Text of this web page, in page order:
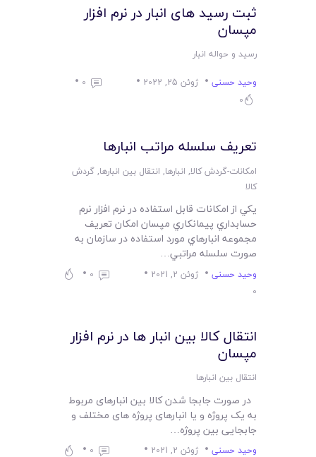
ثبت رسید های انبار در نرم افزار
مپسان
رسید و حواله انبار
وحید حسنی
ژوئن 25, 2022
0
0
تعريف سلسله مراتب انبارها
امکانات-گردش کالا, انبارها, انتقال بین انبارها,گردش
کالا
يکي از امکانات قابل استفاده در نرم افزار نرم
حسابداري پيمانکاري مپسان امکان تعريف
مجموعه انبارهاي مورد استفاده در سازمان به
صورت سلسله مراتبي…
وحید حسنی ژوئن 2, 2021
0
0
انتقال کالا بین انبار ها در نرم افزار
مپسان
انتقال بین انبارها
در صورت جابجا شدن کالا بین انبارهای مربوط
به یک پروژه و یا انبارهای پروژه های مختلف و
جابجایی بین پروژه…
وحید حسنی ژوئن 2, 2021 0